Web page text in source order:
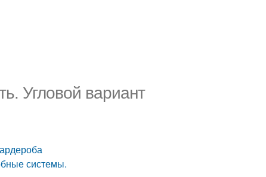
Угловой вариант
системы.